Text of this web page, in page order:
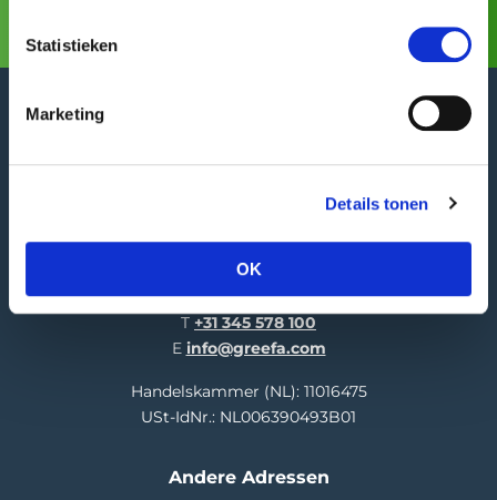
Statistieken
Marketing
Details tonen
OK
GREEFA Hauptsitz
4196 JB Tricht | NL
T +31 345 578 100
E info@greefa.com
Handelskammer (NL): 11016475
USt-IdNr.: NL006390493B01
Andere Adressen